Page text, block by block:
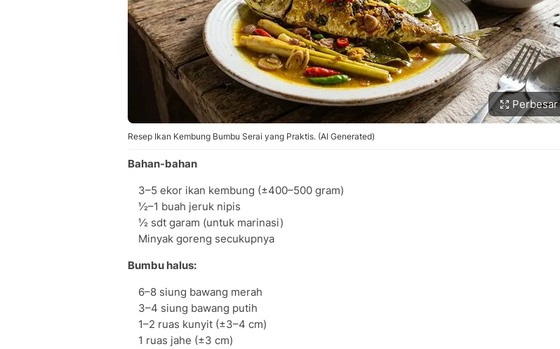
Perbesar
Resep Ikan Kembung Bumbu Serai yang Praktis. (AI Generated)
Bahan-bahan
3–5 ekor ikan kembung (±400–500 gram)
½–1 buah jeruk nipis
½ sdt garam (untuk marinasi)
Minyak goreng secukupnya
Bumbu halus:
6–8 siung bawang merah
3–4 siung bawang putih
1–2 ruas kunyit (±3–4 cm)
1 ruas jahe (±3 cm)